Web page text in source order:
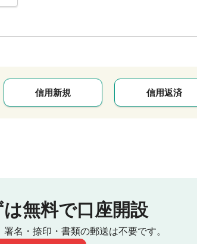
信用新規 信用返済
は無料で口座開設
署名・捺印・書類の郵送は不要です。